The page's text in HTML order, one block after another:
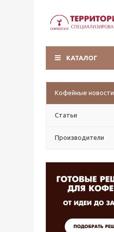
КАТАЛОГ
Кофейные новости
Статьи
Производители